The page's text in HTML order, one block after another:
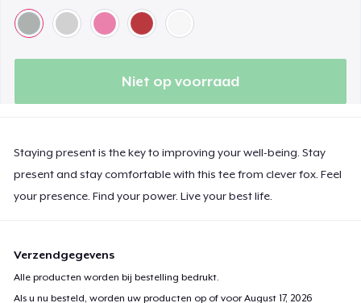
Niet op voorraad
Staying present is the key to improving your well-being. Stay
present and stay comfortable with this tee from clever fox. Feel
your presence. Find your power. Live your best life.
Verzendgegevens
Alle producten worden bij bestelling bedrukt.
Als u nu besteld, worden uw producten op of voorAugust 17, 2026